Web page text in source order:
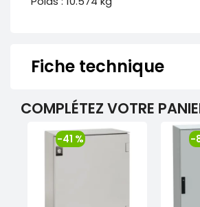
Fiche technique
COMPLÉTEZ VOTRE
-41 % -